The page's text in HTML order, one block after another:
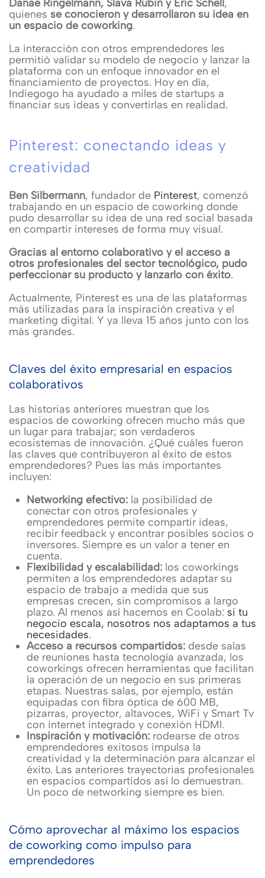
Danae Ringelmann, Slava Rubin y Eric Schell ,
quienes se conocieron y desarrollaron su idea en
un espacio de coworking.
La interacción con otros emprendedores les
permitió validar su modelo de negocio y lanzar la
plataforma con un enfoque innovador en el
financiamiento de proyectos. Hoy en día,
Indiegogo ha ayudado a miles de startups a
financiar sus ideas y convertirlas en realidad.
Pinterest: conectando ideas y
creatividad
Ben Silbermann, fundador de Pinterest, comenzó
trabajando en un espacio de coworking donde
pudo desarrollar su idea de una red social basada
en compartir intereses de forma muy visual.
Gracias al entorno colaborativo y el acceso a
otros profesionales del sector tecnológico, pudo
perfeccionar su producto y lanzarlo con éxito.
Actualmente, Pinterest es una de las plataformas
más utilizadas para la inspiración creativa y el
marketing digital. Y ya lleva 15 años junto con los
más grandes.
Claves del éxito empresarial en espacios
colaborativos
Las historias anteriores muestran que los
espacios de coworking ofrecen mucho más que
un lugar para trabajar; son verdaderos
ecosistemas de innovación. ¿Qué cuáles fueron
las claves que contribuyeron al éxito de estos
emprendedores? Pues las más importantes
incluyen:
Networking efectivo: la posibilidad de
conectar con otros profesionales y
emprendedores permite compartir ideas,
recibir feedback y encontrar posibles socios o
inversores. Siempre es un valor a tener en
cuenta.
Flexibilidad y escalabilidad: los coworkings
permiten a los emprendedores adaptar su
espacio de trabajo a medida que sus
empresas crecen, sin compromisos a largo
plazo. Al menos así hacemos en Coolab: si tu
negocio escala, nosotros nos adaptamos a tus
necesidades.
Acceso a recursos compartidos: desde salas
de reuniones hasta tecnología avanzada, los
coworkings ofrecen herramientas que facilitan
la operación de un negocio en sus primeras
etapas. Nuestras salas, por ejemplo, están
equipadas con fibra óptica de 600 MB,
pizarras, proyector, altavoces, WiFi y Smart Tv
con internet integrado y conexión HDMI.
Inspiración y motivación: rodearse de otros
emprendedores exitosos impulsa la
creatividad y la determinación para alcanzar el
éxito. Las anteriores trayectorias profesionales
en espacios compartidos así lo demuestran.
Un poco de networking siempre es bien.
Cómo aprovechar al máximo los espacios
de coworking como impulso para
emprendedores